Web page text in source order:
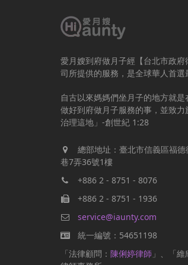
愛月嫂到府做月子經【台北市政
司所提供的服務，是全球華人首選
自古以來媽媽們坐月子的地方就
做好到府做月子服務的事，並致
治理這地」-創世紀 1:28
總部地址：臺北市信義區福德
巷7弄36號1樓
+886 2 - 8751 - 8076
+886 2 - 8751 - 1936
service@iaunty.com
統一編號：54651198
「法律顧問： 陳俐婷律師 」、「